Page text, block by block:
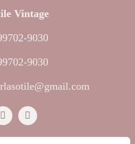
Vintage
9030
9030